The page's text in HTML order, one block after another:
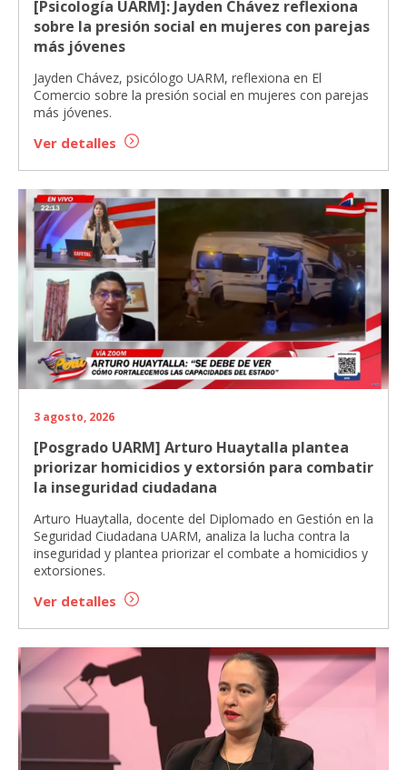
[Psicología UARM]: Jayden Chávez reflexiona
sobre la presión social en mujeres con parejas
más jóvenes
Jayden Chávez, psicólogo UARM, reflexiona en El
Comercio sobre la presión social en mujeres con parejas
más jóvenes.
Ver detalles
3 agosto, 2026
[Posgrado UARM] Arturo Huaytalla plantea
priorizar homicidios y extorsión para combatir
la inseguridad ciudadana
Arturo Huaytalla, docente del Diplomado en Gestión en la
Seguridad Ciudadana UARM, analiza la lucha contra la
inseguridad y plantea priorizar el combate a homicidios y
extorsiones.
Ver detalles